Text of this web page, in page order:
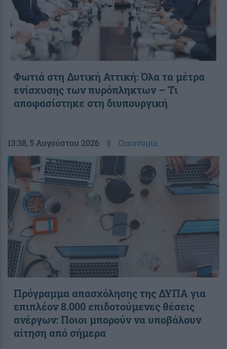
Φωτιά στη Δυτική Αττική: Όλα τα μέτρα
ενίσχυσης των πυρόπληκτων – Τι
αποφασίστηκε στη διυπουργική
13:38, 5 Αυγούστου 2026 || Οικονομία
Πρόγραμμα απασχόλησης της ΔΥΠΑ για
επιπλέον 8.000 επιδοτούμενες θέσεις
ανέργων: Ποιοι μπορούν να υποβάλουν
αίτηση από σήμερα